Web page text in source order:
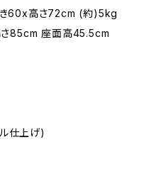
き60x高さ72cm (約)5kg
85cm 座面高45.5cm
仕上げ)